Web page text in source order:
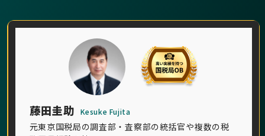
藤田圭助 Kesuke Fujita
元東京国税局の調査部・査察部の統括官や複数の税